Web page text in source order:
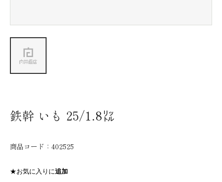
鉄幹 いも 25/1.8㍑
商品コード： 402525
★お気に入りに追加